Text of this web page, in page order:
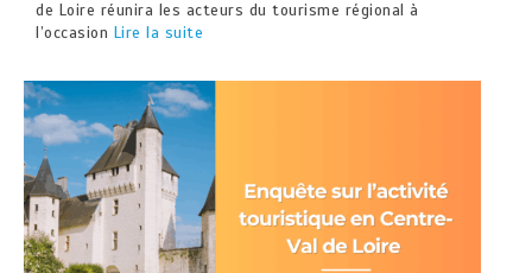
de Loire réunira les acteurs du tourisme régional à
l’occasion Lire la suite